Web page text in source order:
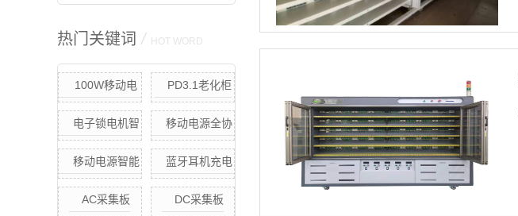
让快充产品出厂即可靠
热门关键词 / HOT WORD
100W移动电
源节能快充老化
柜（定制款）
PD3.1老化柜
电子锁电机智
能老化柜
移动电源全协
议快充恒温老化
柜
移动电源智能
快充.快放老化柜
(单点独立控制)
蓝牙耳机充电
采集板
AC采集板
DC采集板